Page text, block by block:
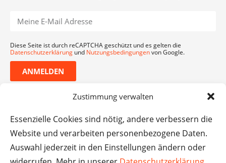
Zustimmung verwalten
Essenzielle Cookies sind nötig, andere verbessern die
Website und verarbeiten personenbezogene Daten.
Auswahl jederzeit in den Einstellungen ändern oder
Diese Seite ist durch reCAPTCHA geschützt und es gelten die
Datenschutzerklärung und Nutzungsbedingungenvon Google.
ANMELDEN